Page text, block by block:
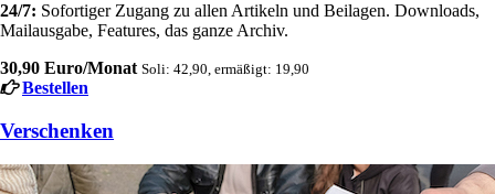
24/7: Sofortiger Zugang zu allen Artikeln und Beilagen. Downloads,
Mailausgabe, Features, das ganze Archiv.
30,90 Euro/Monat Soli: 42,90, ermäßigt: 19,90
Bestellen
Verschenken